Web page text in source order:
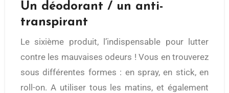
Un déodorant / un anti-
transpirant
Le sixième produit, l’indispensable pour lutter
contre les mauvaises odeurs ! Vous en trouverez
sous différentes formes : en spray, en stick, en
roll-on. A utiliser tous les matins, et également